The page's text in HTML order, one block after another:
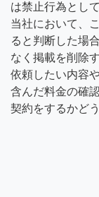
は禁止行為とし
当社において、
ると判断した場
なく掲載を削除
依頼したい内容
含んだ料金の確
契約をするかど